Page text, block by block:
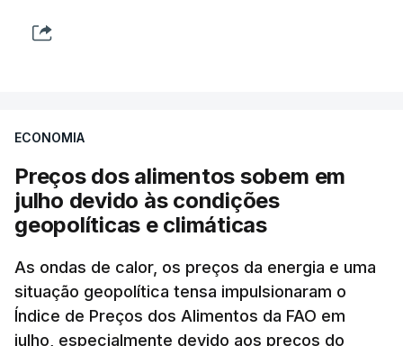
ECONOMIA
Preços dos alimentos sobem em
julho devido às condições
geopolíticas e climáticas
As ondas de calor, os preços da energia e uma
situação geopolítica tensa impulsionaram o
Índice de Preços dos Alimentos da FAO em
julho, especialmente devido aos preços do